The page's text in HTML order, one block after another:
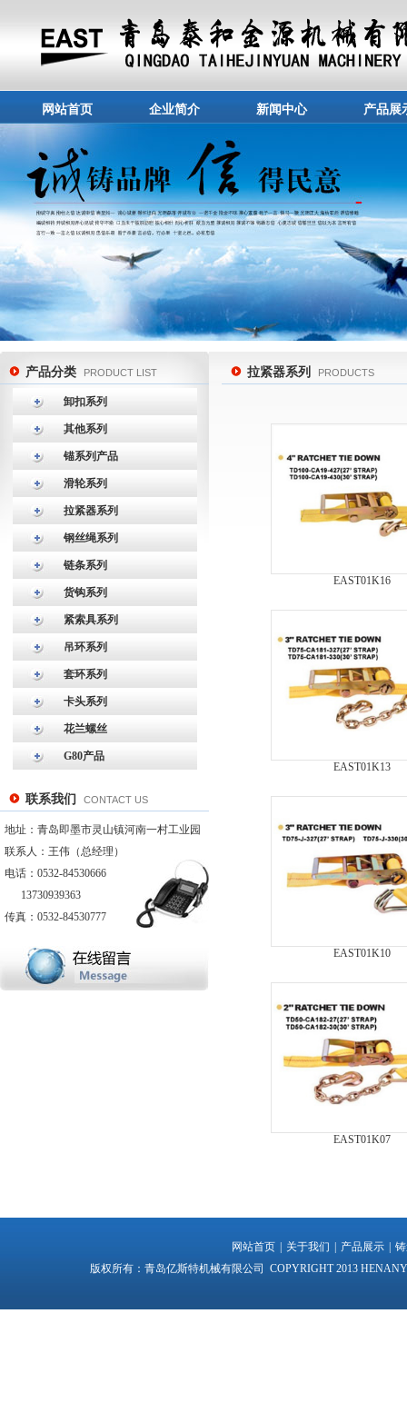
网站首页 企业简介 新闻中心 产品展
拉紧器系列 PRODUCTS
EAST01K16
EAST01K13
EAST01K10
EAST01K07
产品分类 PRODUCT LIST
卸扣系列
其他系列
锚系列产品
滑轮系列
拉紧器系列
钢丝绳系列
链条系列
货钩系列
紧索具系列
吊环系列
套环系列
卡头系列
花兰螺丝
G80产品
联系我们 CONTACT US
地址：青岛即墨市灵山镇河南一村工业园
联系人：王伟（总经理）
电话：0532-84530666
13730939363
传真：0532-84530777
网站首页 关于我们 产品展示
版权所有：青岛亿斯特机械有限公司 COPYRIGHT 2013